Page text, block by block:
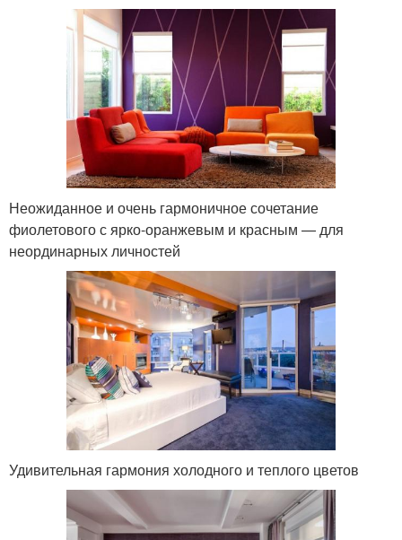
Неожиданное и очень гармоничное сочетание
фиолетового с ярко-оранжевым и красным — для
неординарных личностей
Удивительная гармония холодного и теплого цветов